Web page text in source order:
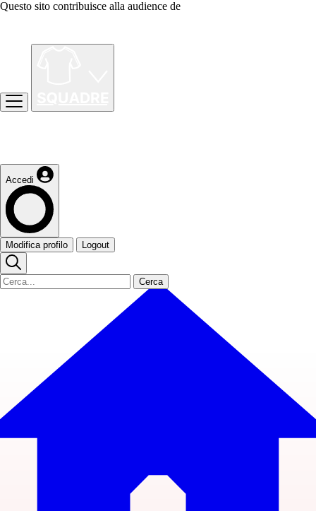
Questo sito contribuisce alla audience de
Accedi
Modifica profilo Logout
Cerca